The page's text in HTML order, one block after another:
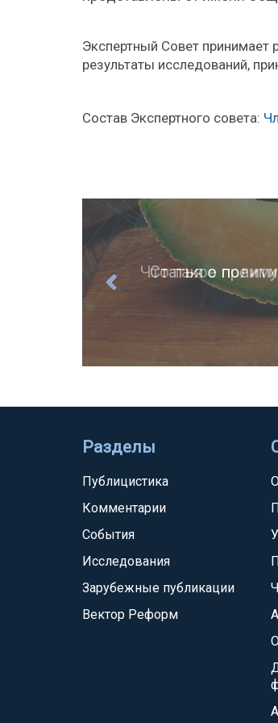
Экспертный Совет
результаты исследований,
Состав Экспертного совета:
Статья о
Разделы
Публицистика
Комментарии
События
Исследования
Зарубежные публикации
Вектор Реформ